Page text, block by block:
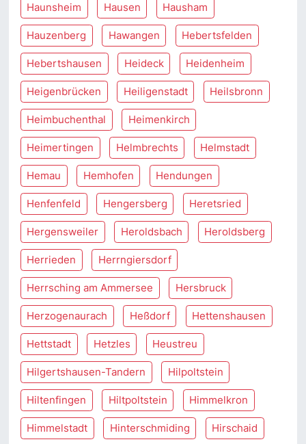
Haunsheim Hausen Hausham
Hauzenberg Hawangen Hebertsfelden
Hebertshausen Heideck Heidenheim
Heigenbrücken Heiligenstadt Heilsbronn
Heimbuchenthal Heimenkirch
Heimertingen Helmbrechts Helmstadt
Hemau Hemhofen Hendungen
Henfenfeld Hengersberg Heretsried
Hergensweiler Heroldsbach Heroldsberg
Herrieden Herrngiersdorf
Herrsching am Ammersee Hersbruck
Herzogenaurach Heßdorf Hettenshausen
Hettstadt Hetzles Heustreu
Hilgertshausen-Tandern Hilpoltstein
Hiltenfingen Hiltpoltstein Himmelkron
Himmelstadt Hinterschmiding Hirschaid